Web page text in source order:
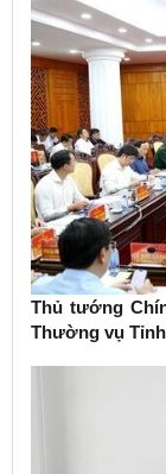
Thủ tướng
Thường vụ